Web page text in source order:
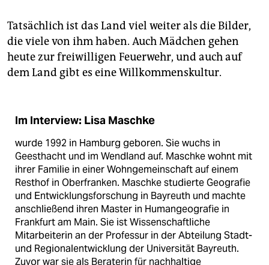
Tatsächlich ist das Land viel weiter als die Bilder,
die viele von ihm haben. Auch Mädchen gehen
heute zur freiwilligen Feuerwehr, und auch auf
dem Land gibt es eine Willkommenskultur.
Im Interview: Lisa Maschke
wurde 1992 in Hamburg geboren. Sie wuchs in
Geesthacht und im Wendland auf. Maschke wohnt mit
ihrer Familie in einer Wohngemeinschaft auf einem
Resthof in Oberfranken. Maschke studierte Geografie
und Entwicklungsforschung in Bayreuth und machte
anschließend ihren Master in Humangeografie in
Frankfurt am Main. Sie ist Wissenschaftliche
Mitarbeiterin an der Professur in der Abteilung Stadt-
und Regionalentwicklung der Universität Bayreuth.
Zuvor war sie als Beraterin für nachhaltige